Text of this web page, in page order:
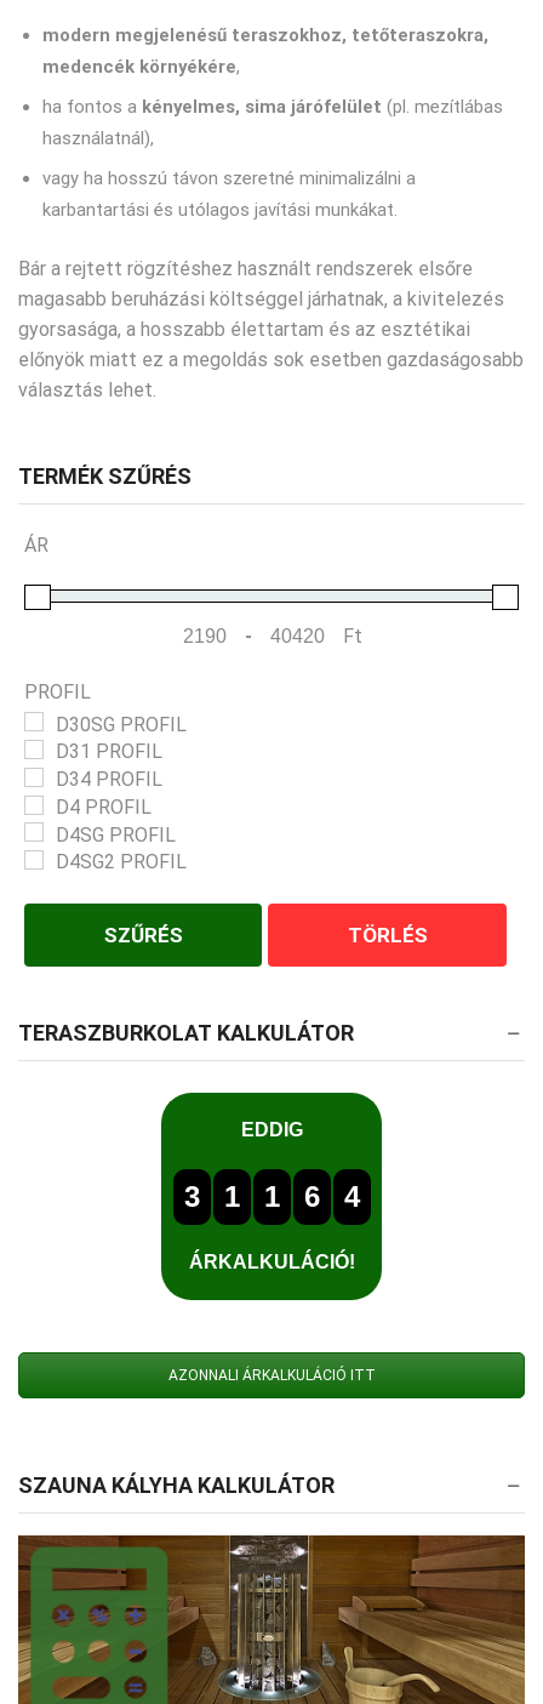
modern megjelenésű teraszokhoz, tetőteraszokra,
medencék környékére,
ha fontos a kényelmes, sima járófelület (pl. mezítlábas
használatnál),
vagy ha hosszú távon szeretné minimalizálni a
karbantartási és utólagos javítási munkákat.
Bár a rejtett rögzítéshez használt rendszerek elsőre
magasabb beruházási költséggel járhatnak, a kivitelezés
gyorsasága, a hosszabb élettartam és az esztétikai
előnyök miatt ez a megoldás sok esetben gazdaságosabb
választás lehet.
TERMÉK SZŰRÉS
ÁR
Minimum Price
-
Maximum Price
Ft
PROFIL
D30SG PROFIL
D31 PROFIL
D34 PROFIL
D4 PROFIL
D4SG PROFIL
D4SG2 PROFIL
SZŰRÉS TÖRLÉS
TERASZBURKOLAT KALKULÁTOR
AZONNALI ÁRKALKULÁCIÓ ITT
SZAUNA KÁLYHA KALKULÁTOR